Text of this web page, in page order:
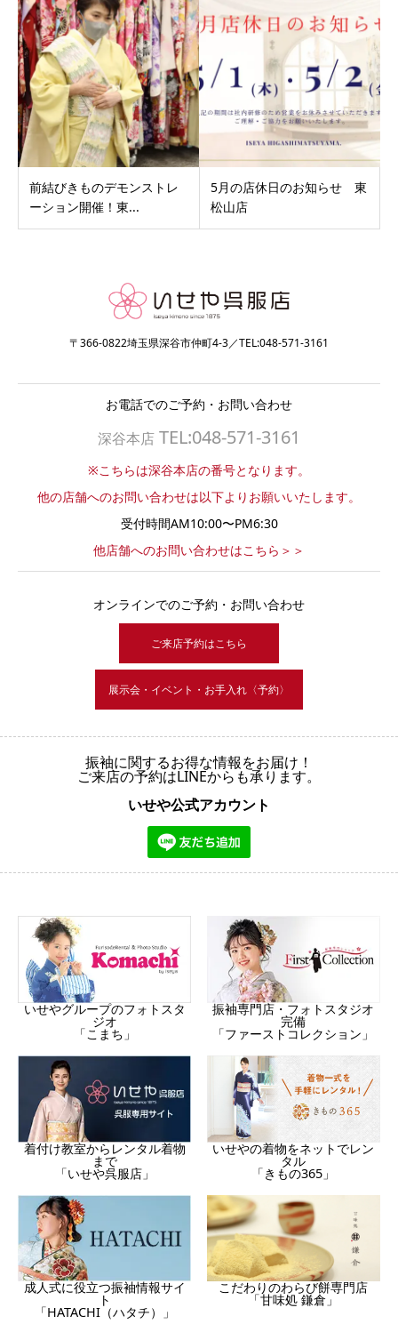
前結びきものデモンストレ
ーション開催！東...
5月の店休日のお知らせ 東
松山店
〒366-0822埼玉県深谷市仲町4-3／TEL:048-571-3161
お電話でのご予約・お問い合わせ
深谷本店 TEL:048-571-3161
※こちらは深谷本店の番号となります。
他の店舗へのお問い合わせは以下よりお願いいたします。
受付時間AM10:00〜PM6:30
他店舗へのお問い合わせはこちら＞＞
オンラインでのご予約・お問い合わせ
ご来店予約はこちら
展示会・イベント・お手入れ〈予約〉
振袖に関するお得な情報をお届け！
ご来店の予約はLINEからも承ります。
いせや公式アカウント
いせやグループのフォトスタ
ジオ
「こまち」
振袖専門店・フォトスタジオ
完備
「ファーストコレクション」
着付け教室からレンタル着物
まで
「いせや呉服店」
いせやの着物をネットでレン
タル
「きもの365」
成人式に役立つ振袖情報サイ
ト
「HATACHI（ハタチ）」
こだわりのわらび餅専門店
「甘味処 鎌倉」